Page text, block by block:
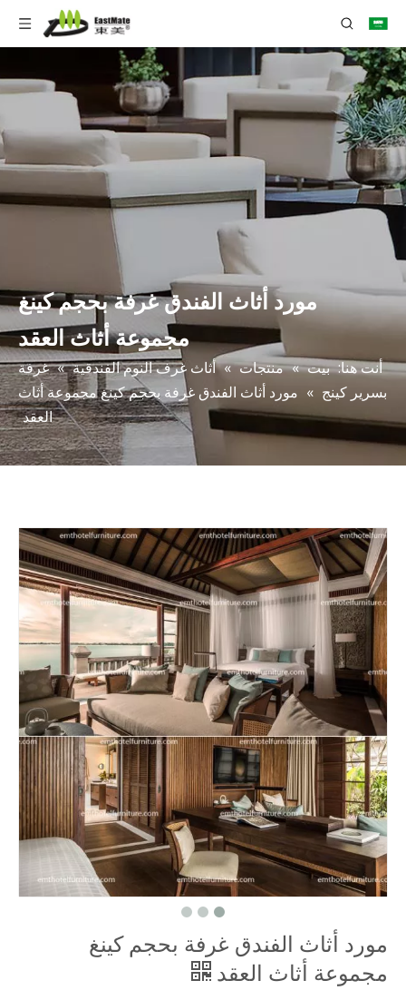
مورد أثاث الفندق غرفة بحجم كينغ
مجموعة أثاث العقد
أنت هنا: بيت » منتجات » أثاث غرف النوم الفندقية » غرفة
بسرير كينج » مورد أثاث الفندق غرفة بحجم كينغ مجموعة أثاث
العقد
مورد أثاث الفندق غرفة بحجم كينغ
مجموعة أثاث العقد